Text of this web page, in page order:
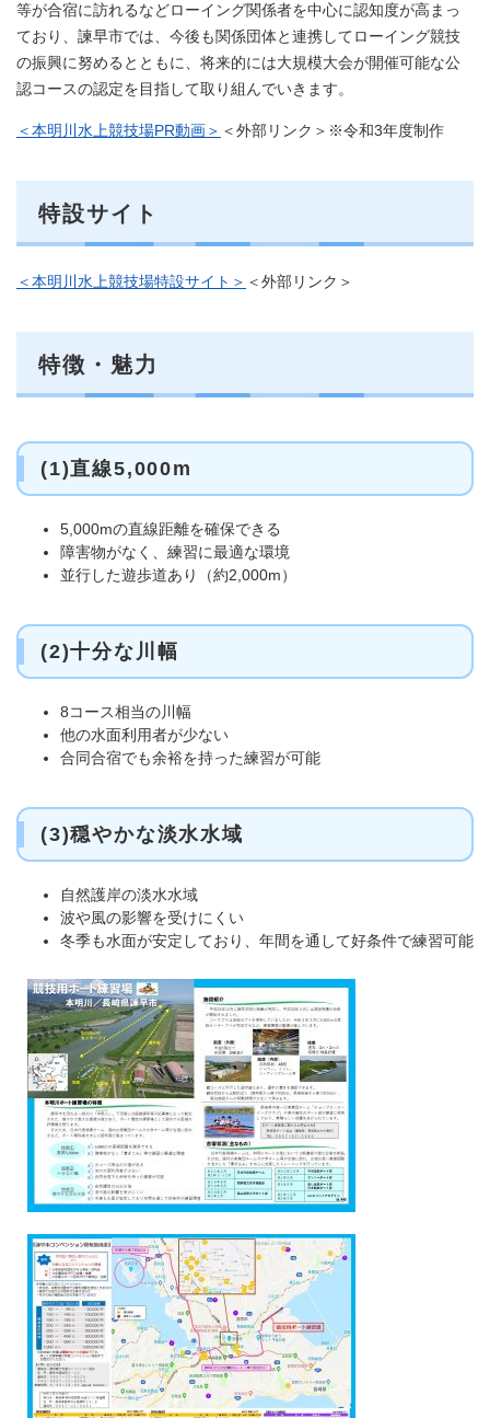
等が合宿に訪れるなどローイング関係者を中心に認知度が高まっ
ており、諫早市では、今後も関係団体と連携してローイング競技
の振興に努めるとともに、将来的には大規模大会が開催可能な公
認コースの認定を目指して取り組んでいきます。
＜本明川水上競技場PR動画＞ ＜外部リンク＞ ※令和3年度制作
特設サイト
＜本明川水上競技場特設サイト＞ ＜外部リンク＞
特徴・魅力
(1)直線5,000m
5,000mの直線距離を確保できる
障害物がなく、練習に最適な環境
並行した遊歩道あり（約2,000m）
(2)十分な川幅
8コース相当の川幅
他の水面利用者が少ない
合同合宿でも余裕を持った練習が可能
(3)穏やかな淡水水域
自然護岸の淡水水域
波や風の影響を受けにくい
冬季も水面が安定しており、年間を通して好条件で練習可能